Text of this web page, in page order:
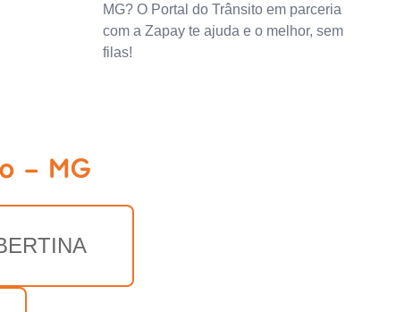
MG? O Portal do Trânsito em parceria
com a Zapay te ajuda e o melhor, sem
filas!
- MG